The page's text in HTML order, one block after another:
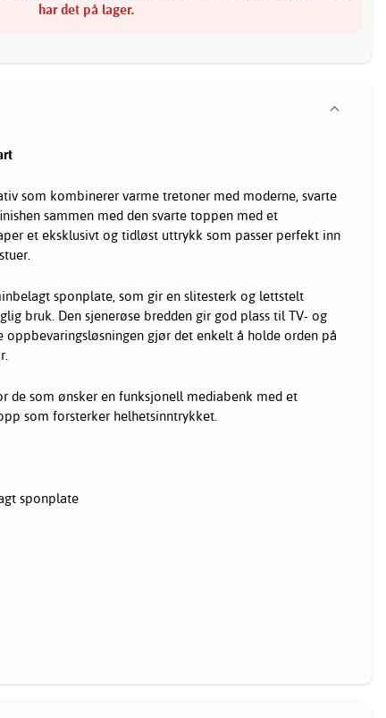
har det på lager.
som kombinerer varme tretoner med moderne, svarte
sammen med den svarte toppen med et
et eksklusivt og tidløst uttrykk som passer perfekt inn
sponplate, som gir en slitesterk og lettstelt
bruk. Den sjenerøse bredden gir god plass til TV- og
oppbevaringsløsningen gjør det enkelt å holde orden på
de som ønsker en funksjonell mediabenk med et
som forsterker helhetsinntrykket.
sponplate